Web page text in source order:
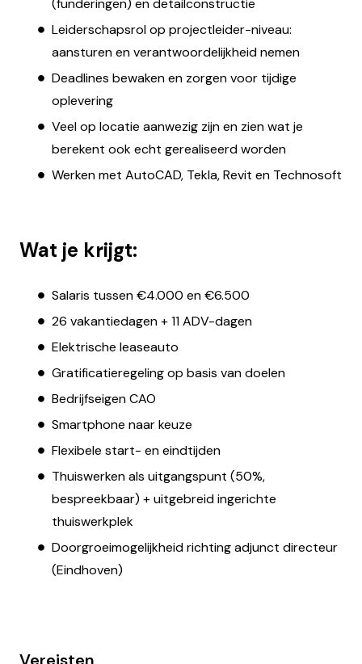
(funderingen) en detailconstructie
Leiderschapsrol op projectleider-niveau:
aansturen en verantwoordelijkheid nemen
Deadlines bewaken en zorgen voor tijdige
oplevering
Veel op locatie aanwezig zijn en zien wat je
berekent ook echt gerealiseerd worden
Werken met AutoCAD, Tekla, Revit en Technosoft
Wat je krijgt:
Salaris tussen €4.000 en €6.500
26 vakantiedagen + 11 ADV-dagen
Elektrische leaseauto
Gratificatieregeling op basis van doelen
Bedrijfseigen CAO
Smartphone naar keuze
Flexibele start- en eindtijden
Thuiswerken als uitgangspunt (50%,
bespreekbaar) + uitgebreid ingerichte
thuiswerkplek
Doorgroeimogelijkheid richting adjunct directeur
(Eindhoven)